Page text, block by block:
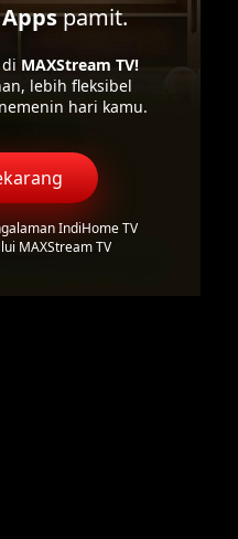
pamit.
MAXStream TV!
lebih fleksibel
hari kamu.
IndiHome TV
MAXStream TV